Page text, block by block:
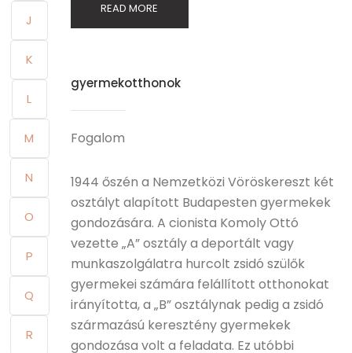
J
K
L
M
N
O
P
Q
R
READ MORE
gyermekotthonok
Fogalom
1944 őszén a Nemzetközi Vöröskereszt két
osztályt alapított Budapesten gyermekek
gondozására. A cionista Komoly Ottó
vezette „A” osztály a deportált vagy
munkaszolgálatra hurcolt zsidó szülők
gyermekei számára felállított otthonokat
irányította, a „B” osztálynak pedig a zsidó
származású keresztény gyermekek
gondozása volt a feladata. Ez utóbbi